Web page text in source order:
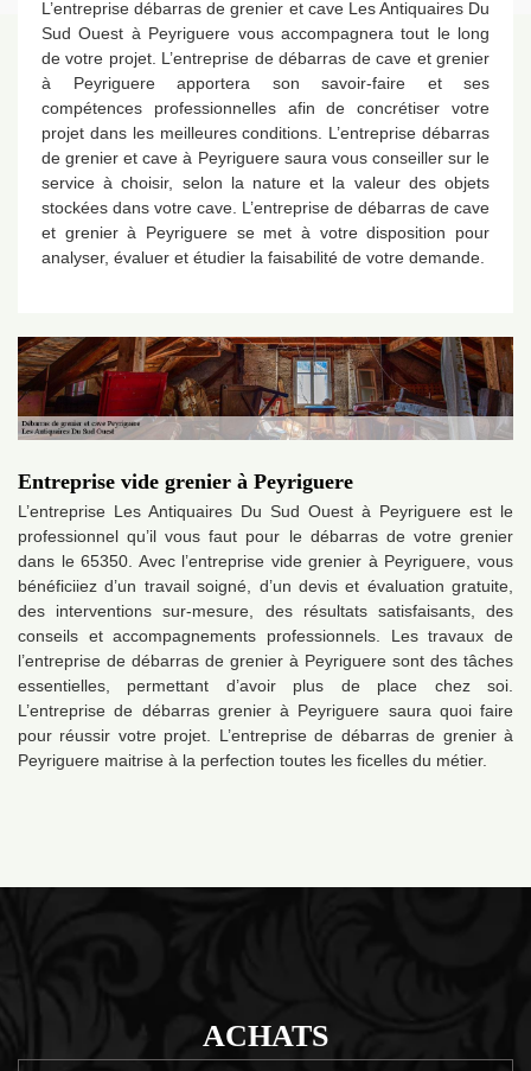
L’entreprise débarras de grenier et cave Les Antiquaires Du
Sud Ouest à Peyriguere vous accompagnera tout le long
de votre projet. L’entreprise de débarras de cave et grenier
à Peyriguere apportera son savoir-faire et ses
compétences professionnelles afin de concrétiser votre
projet dans les meilleures conditions. L’entreprise débarras
de grenier et cave à Peyriguere saura vous conseiller sur le
service à choisir, selon la nature et la valeur des objets
stockées dans votre cave. L’entreprise de débarras de cave
et grenier à Peyriguere se met à votre disposition pour
analyser, évaluer et étudier la faisabilité de votre demande.
Entreprise vide grenier à Peyriguere
L’entreprise Les Antiquaires Du Sud Ouest à Peyriguere est le
professionnel qu’il vous faut pour le débarras de votre grenier
dans le 65350. Avec l’entreprise vide grenier à Peyriguere, vous
bénéficiiez d’un travail soigné, d’un devis et évaluation gratuite,
des interventions sur-mesure, des résultats satisfaisants, des
conseils et accompagnements professionnels. Les travaux de
l’entreprise de débarras de grenier à Peyriguere sont des tâches
essentielles, permettant d’avoir plus de place chez soi.
L’entreprise de débarras grenier à Peyriguere saura quoi faire
pour réussir votre projet. L’entreprise de débarras de grenier à
Peyriguere maitrise à la perfection toutes les ficelles du métier.
ACHATS